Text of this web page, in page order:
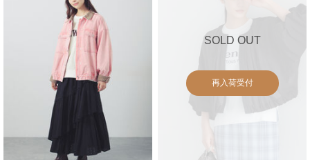
SOLD OUT
再入荷受付